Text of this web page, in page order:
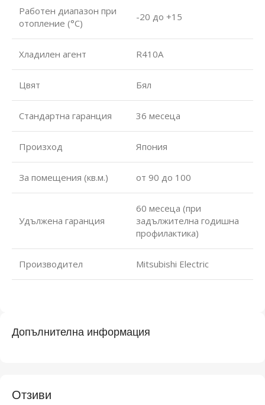
Работен диапазон при
отопление (°С)
-20 до +15
Хладилен агент R410A
Цвят Бял
Стандартна гаранция 36 месеца
Произход Япония
За помещения (кв.м.) от 90 до 100
Удължена гаранция
60 месеца (при
задължителна годишна
профилактика)
Производител Mitsubishi Electric
Допълнителна информация
Отзиви